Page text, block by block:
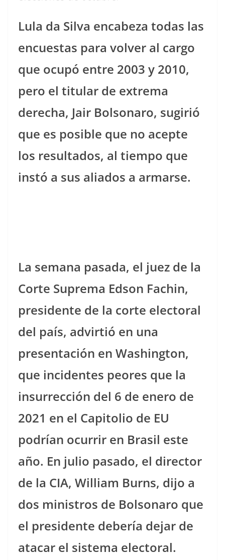
Lula da Silva encabeza todas las
encuestas para volver al cargo
que ocupó entre 2003 y 2010,
pero el titular de extrema
derecha, Jair Bolsonaro, sugirió
que es posible que no acepte
los resultados, al tiempo que
instó a sus aliados a armarse.
La semana pasada, el juez de la
Corte Suprema Edson Fachin,
presidente de la corte electoral
del país, advirtió en una
presentación en Washington,
que incidentes peores que la
insurrección del 6 de enero de
2021 en el Capitolio de EU
podrían ocurrir en Brasil este
año. En julio pasado, el director
de la CIA, William Burns, dijo a
dos ministros de Bolsonaro que
el presidente debería dejar de
atacar el sistema electoral.